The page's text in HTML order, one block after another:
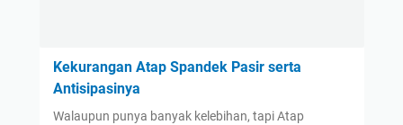
Kekurangan Atap Spandek Pasir serta
Antisipasinya
Walaupun punya banyak kelebihan, tapi Atap